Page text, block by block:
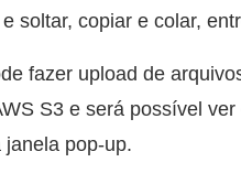
soltar, copiar e colar,
fazer upload de
S3 e será possível
janela pop-up.